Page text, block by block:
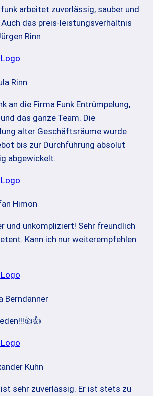
funk arbeitet zuverlässig, sauber und
das preis-leistungsverhältnis
Rinn
Rinn
an die Firma Funk Entrümpelung,
das ganze Team. Die
alter Geschäftsräume wurde
bis zur Durchführung absolut
abgewickelt.
Himon
und unkompliziert! Sehr freundlich
Kann ich nur weiterempfehlen
Berndanner
Kuhn
ist sehr zuverlässig. Er ist stets zu